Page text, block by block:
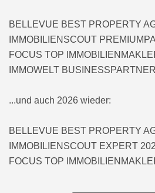
BELLEVUE BEST PROPERTY
IMMOBILIENSCOUT
FOCUS TOP
IMMOWELT
...und auch 2026 wieder:
BELLEVUE BEST PROPERTY
IMMOBILIENSCOUT EXPERT
FOCUS TOP